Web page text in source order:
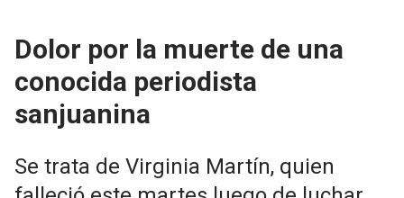
Dolor por la muerte de una
conocida periodista
sanjuanina
Se trata de Virginia Martín, quien